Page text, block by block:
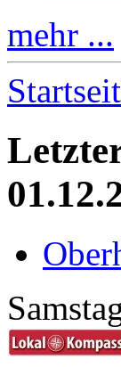
mehr ...